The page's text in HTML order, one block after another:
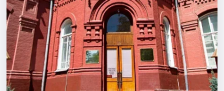
Площадки
Артисты
Рейтинги